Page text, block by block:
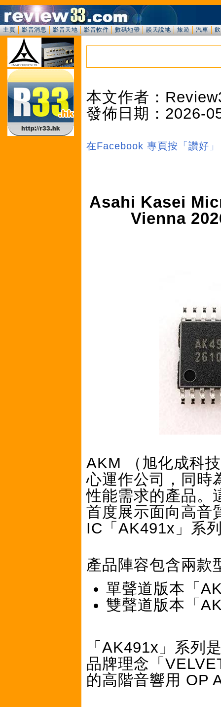
主頁 影音消息 影音天地 影音軟件 數碼地帶 談天說地 旅遊 汽車
本文作者：
發佈日期：2026-
在Facebook 專頁按「讚好
Asahi Kasei
Vienna
AKM （旭化成科
心運作公司，同時
性能需求的產品。
首度展示面向高音
IC「AK491x」系
產品陣容包含兩款
單聲道版本「
雙聲道版本「
「AK491x」系列
品牌理念「
的高階音響用 OP